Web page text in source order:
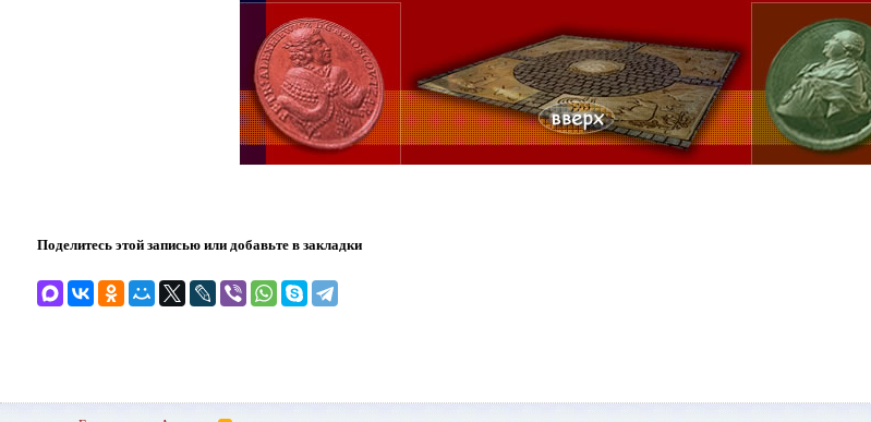
Поделитесь этой записью или добавьте в закладки